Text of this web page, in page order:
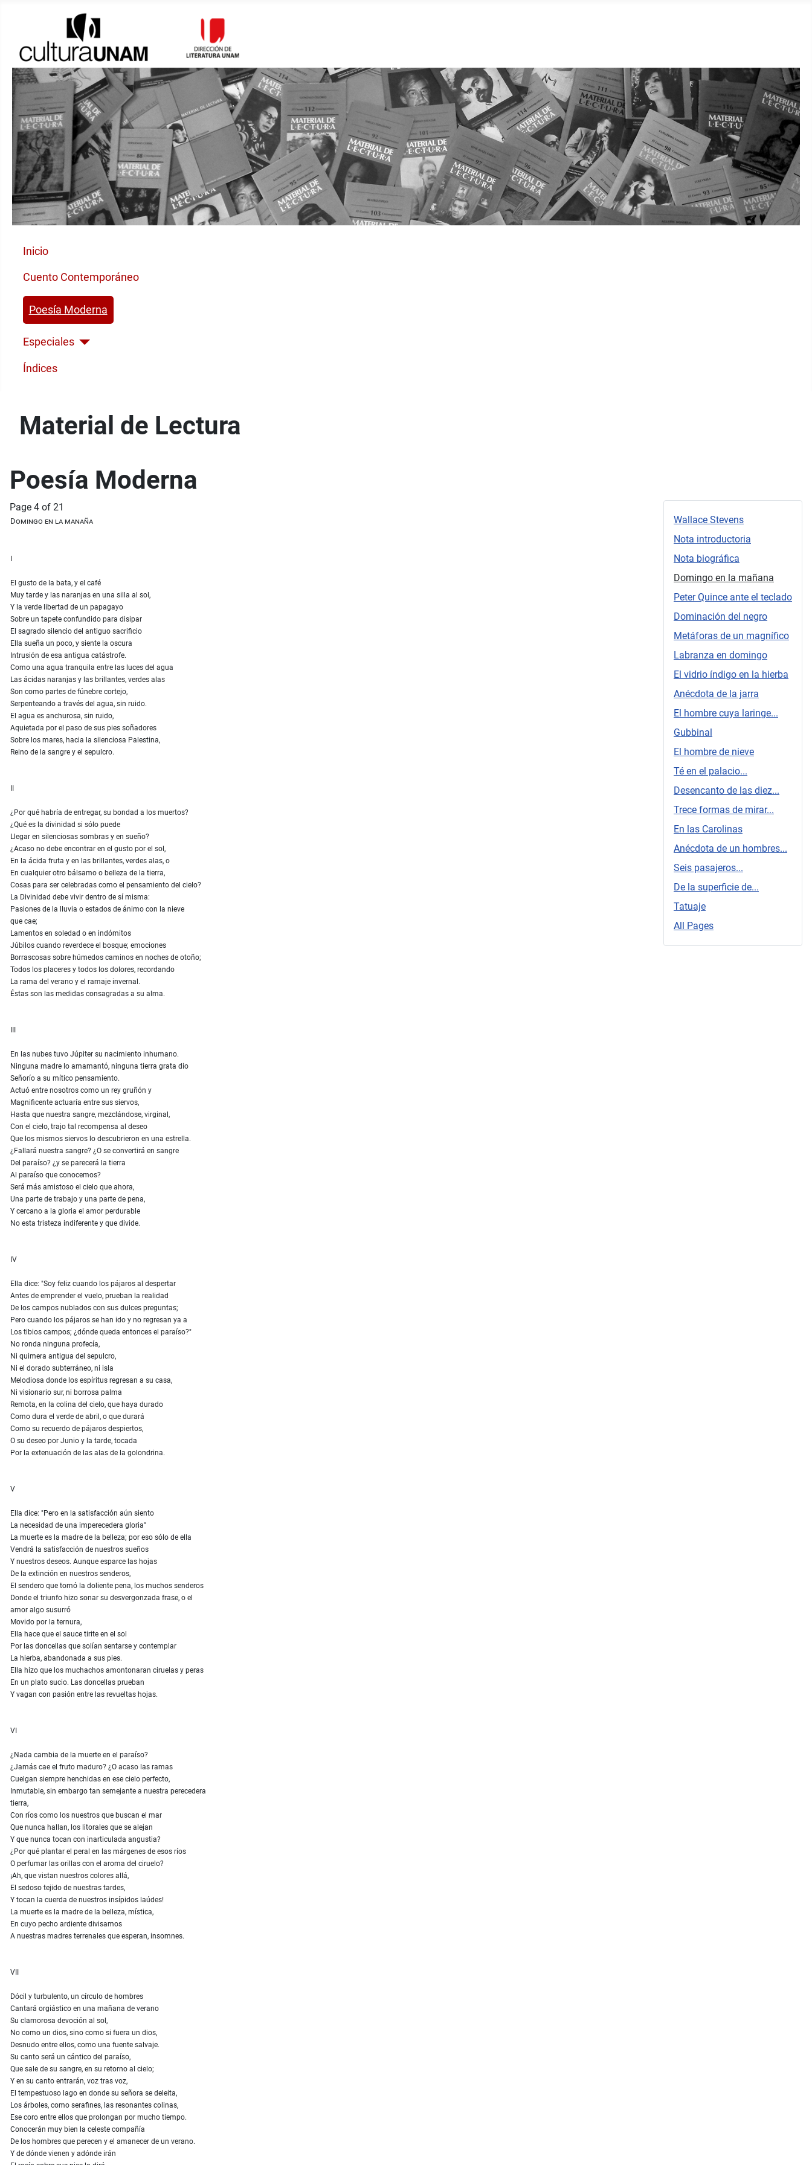
Inicio
Cuento Contemporáneo
Poesía Moderna
Especiales
Índices
Material de Lectura
Poesía Moderna
Wallace Stevens
Nota introductoria
Nota biográfica
Domingo en la mañana
Peter Quince ante el teclado
Dominación del negro
Metáforas de un magnífico
Labranza en domingo
El vidrio índigo en la hierba
Anécdota de la jarra
El hombre cuya laringe...
Gubbinal
El hombre de nieve
Té en el palacio...
Desencanto de las diez...
Trece formas de mirar...
En las Carolinas
Anécdota de un hombres...
Seis pasajeros...
De la superficie de...
Tatuaje
All Pages
Page 4 of 21
Domingo en la manaña
I
El gusto de la bata, y el café
Muy tarde y las naranjas en una silla al sol,
Y la verde libertad de un papagayo
Sobre un tapete confundido para disipar
El sagrado silencio del antiguo sacrificio
Ella sueña un poco, y siente la oscura
Intrusión de esa antigua catástrofe.
Como una agua tranquila entre las luces del agua
Las ácidas naranjas y las brillantes, verdes alas
Son como partes de fúnebre cortejo,
Serpenteando a través del agua, sin ruido.
El agua es anchurosa, sin ruido,
Aquietada por el paso de sus pies soñadores
Sobre los mares, hacia la silenciosa Palestina,
Reino de la sangre y el sepulcro.
II
¿Por qué habría de entregar, su bondad a los muertos?
¿Qué es la divinidad si sólo puede
Llegar en silenciosas sombras y en sueño?
¿Acaso no debe encontrar en el gusto por el sol,
En la ácida fruta y en las brillantes, verdes alas, o
En cualquier otro bálsamo o belleza de la tierra,
Cosas para ser celebradas como el pensamiento del cielo?
La Divinidad debe vivir dentro de sí misma:
Pasiones de la lluvia o estados de ánimo con la nieve
que cae;
Lamentos en soledad o en indómitos
Júbilos cuando reverdece el bosque; emociones
Borrascosas sobre húmedos caminos en noches de otoño;
Todos los placeres y todos los dolores, recordando
La rama del verano y el ramaje invernal.
Éstas son las medidas consagradas a su alma.
III
En las nubes tuvo Júpiter su nacimiento inhumano.
Ninguna madre lo amamantó, ninguna tierra grata dio
Señorío a su mítico pensamiento.
Actuó entre nosotros como un rey gruñón y
Magnificente actuaría entre sus siervos,
Hasta que nuestra sangre, mezclándose, virginal,
Con el cielo, trajo tal recompensa al deseo
Que los mismos siervos lo descubrieron en una estrella.
¿Fallará nuestra sangre? ¿O se convertirá en sangre
Del paraíso? ¿y se parecerá la tierra
Al paraíso que conocemos?
Será más amistoso el cielo que ahora,
Una parte de trabajo y una parte de pena,
Y cercano a la gloria el amor perdurable
No esta tristeza indiferente y que divide.
IV
Ella dice: "Soy feliz cuando los pájaros al despertar
Antes de emprender el vuelo, prueban la realidad
De los campos nublados con sus dulces preguntas;
Pero cuando los pájaros se han ido y no regresan ya a
Los tibios campos; ¿dónde queda entonces el paraíso?"
No ronda ninguna profecía,
Ni quimera antigua del sepulcro,
Ni el dorado subterráneo, ni isla
Melodiosa donde los espíritus regresan a su casa,
Ni visionario sur, ni borrosa palma
Remota, en la colina del cielo, que haya durado
Como dura el verde de abril, o que durará
Como su recuerdo de pájaros despiertos,
O su deseo por Junio y la tarde, tocada
Por la extenuación de las alas de la golondrina.
V
Ella dice: "Pero en la satisfacción aún siento
La necesidad de una imperecedera gloria"
La muerte es la madre de la belleza; por eso sólo de ella
Vendrá la satisfacción de nuestros sueños
Y nuestros deseos. Aunque esparce las hojas
De la extinción en nuestros senderos,
El sendero que tomó la doliente pena, los muchos senderos
Donde el triunfo hizo sonar su desvergonzada frase, o el
amor algo susurró
Movido por la ternura,
Ella hace que el sauce tirite en el sol
Por las doncellas que solían sentarse y contemplar
La hierba, abandonada a sus pies.
Ella hizo que los muchachos amontonaran ciruelas y peras
En un plato sucio. Las doncellas prueban
Y vagan con pasión entre las revueltas hojas.
VI
¿Nada cambia de la muerte en el paraíso?
¿Jamás cae el fruto maduro? ¿O acaso las ramas
Cuelgan siempre henchidas en ese cielo perfecto,
Inmutable, sin embargo tan semejante a nuestra perecedera
tierra,
Con ríos como los nuestros que buscan el mar
Que nunca hallan, los litorales que se alejan
Y que nunca tocan con inarticulada angustia?
¿Por qué plantar el peral en las márgenes de esos ríos
O perfumar las orillas con el aroma del ciruelo?
¡Ah, que vistan nuestros colores allá,
El sedoso tejido de nuestras tardes,
Y tocan la cuerda de nuestros insípidos laúdes!
La muerte es la madre de la belleza, mística,
En cuyo pecho ardiente divisamos
A nuestras madres terrenales que esperan, insomnes.
VII
Dócil y turbulento, un círculo de hombres
Cantará orgiástico en una mañana de verano
Su clamorosa devoción al sol,
No como un dios, sino como si fuera un dios,
Desnudo entre ellos, como una fuente salvaje.
Su canto será un cántico del paraíso,
Que sale de su sangre, en su retorno al cielo;
Y en su canto entrarán, voz tras voz,
El tempestuoso lago en donde su señora se deleita,
Los árboles, como serafines, las resonantes colinas,
Ese coro entre ellos que prolongan por mucho tiempo.
Conocerán muy bien la celeste compañía
De los hombres que perecen y el amanecer de un verano.
Y de dónde vienen y adónde irán